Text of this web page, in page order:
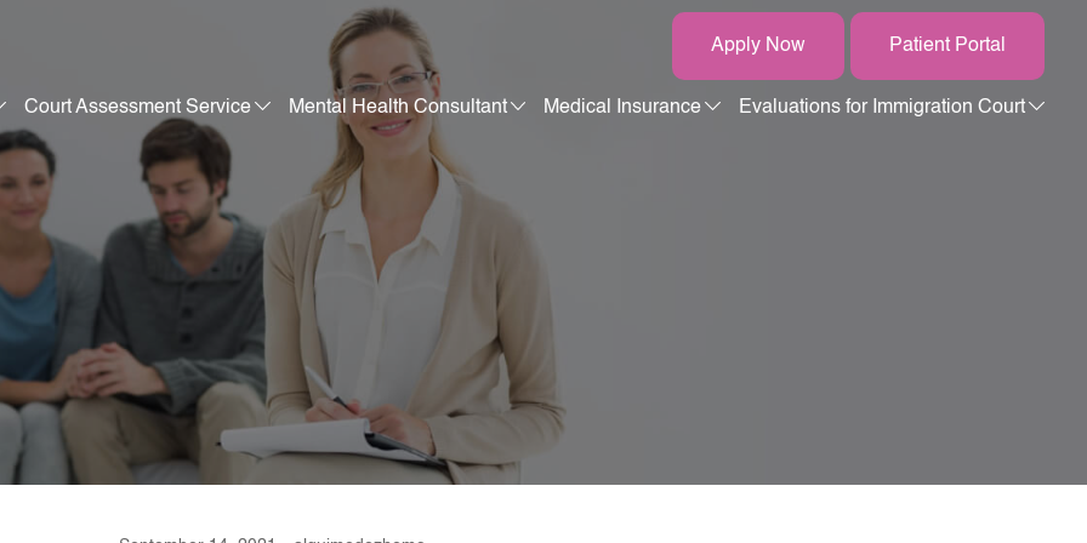
Court Assessment Service Mental Health Consultant Medical Insurance Evaluations for Immigration Court
Apply Now Patient Portal